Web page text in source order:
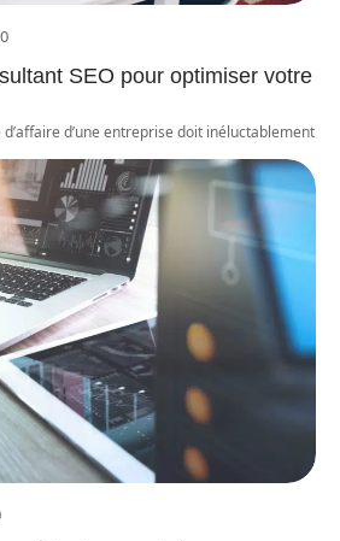
SEO pour optimiser votre
d’une entreprise doit inéluctablement